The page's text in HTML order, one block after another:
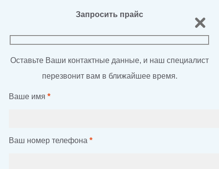
Запросить прайс
Оставьте Ваши контактные данные, и наш специалист
перезвонит вам в ближайшее время.
Ваше имя *
Ваш номер телефона *